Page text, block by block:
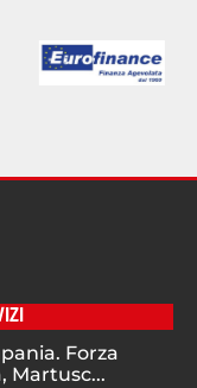
Forza
Martusc...